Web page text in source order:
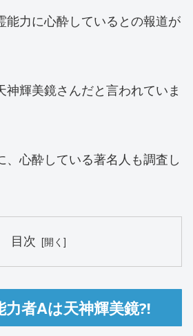
能力に心酔しているとの報道が
神輝美鏡さんだと言われていま
、心酔している著名人も調査し
目次
力者Aは天神輝美鏡⁈